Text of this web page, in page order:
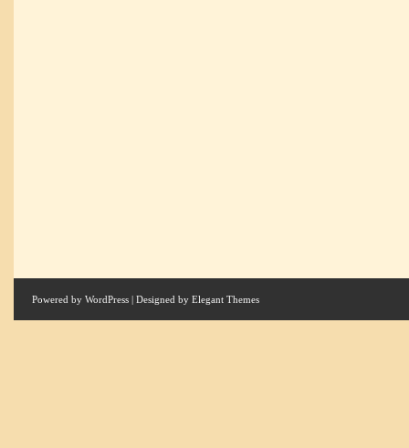
Powered by WordPress | Designed by Elegant Themes